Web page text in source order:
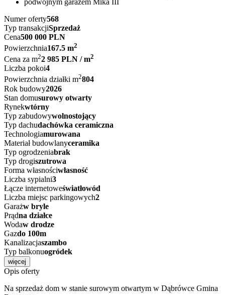
Numer oferty568
Typ transakcjiSprzedaż
Cena500 000 PLN
Powierzchnia167.5 m2
Cena za m22 985 PLN / m2
Liczba pokoi4
Powierzchnia działki m2804
Rok budowy2026
Stan domusurowy otwarty
Rynekwtórny
Typ zabudowywolnostojący
Typ dachudachówka ceramiczna
Technologiamurowana
Materiał budowlanyceramika
Typ ogrodzeniabrak
Typ drogiszutrowa
Forma własnościwłasność
Liczba sypialni3
Łącze internetoweświatłowód
Liczba miejsc parkingowych2
Garażw bryle
Prądna działce
Wodaw drodze
Gazdo 100m
Kanalizacjaszambo
Typ balkonuogródek
więcej
Opis oferty
Na sprzedaż dom w stanie surowym otwartym w Dąbrówce Gmina